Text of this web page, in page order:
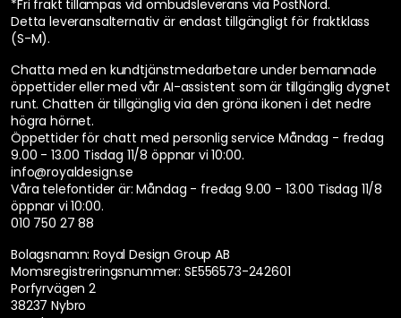
*Fri frakt tillämpas vid ombudsleverans via PostNord.
Detta leveransalternativ är endast tillgängligt för fraktklass
(S-M).
Chatta med en kundtjänstmedarbetare under bemannade
öppettider eller med vår AI-assistent som är tillgänglig dygnet
runt. Chatten är tillgänglig via den gröna ikonen i det nedre
högra hörnet.
Öppettider för chatt med personlig service Måndag - fredag
9.00 - 13.00 Tisdag 11/8 öppnar vi 10:00.
info@royaldesign.se
Våra telefontider är: Måndag - fredag 9.00 - 13.00 Tisdag 11/8
öppnar vi 10:00.
010 750 27 88
Bolagsnamn: Royal Design Group AB
Momsregistreringsnummer: SE556573-242601
Porfyrvägen 2
38237 Nybro